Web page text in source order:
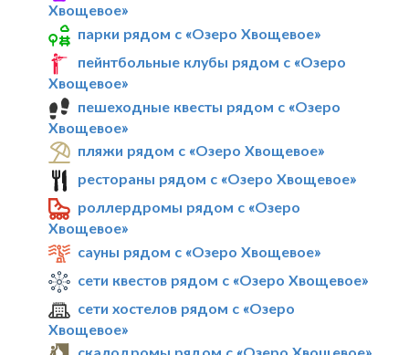
Хвощевое»
парки рядом с «Озеро Хвощевое»
пейнтбольные клубы рядом с «Озеро
Хвощевое»
пешеходные квесты рядом с «Озеро
Хвощевое»
пляжи рядом с «Озеро Хвощевое»
рестораны рядом с «Озеро Хвощевое»
роллердромы рядом с «Озеро
Хвощевое»
сауны рядом с «Озеро Хвощевое»
сети квестов рядом с «Озеро Хвощевое»
сети хостелов рядом с «Озеро
Хвощевое»